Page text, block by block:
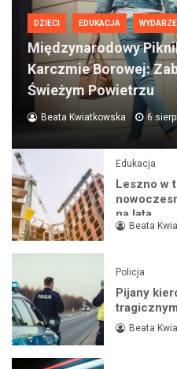
DZIECI EDUKACJA
Międzynarodowy
Karczmie Borowej:
Świeżym Powietrzu
Beata Kwiatkowska 6
Edukacja
Leszno w
na lata
Beata
Policja
Pijany
Beata